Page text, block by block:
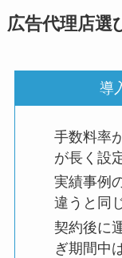
広告代理店選
導
手数料率
が長く設
実績事例
違うと同
契約後に
ぎ期間中